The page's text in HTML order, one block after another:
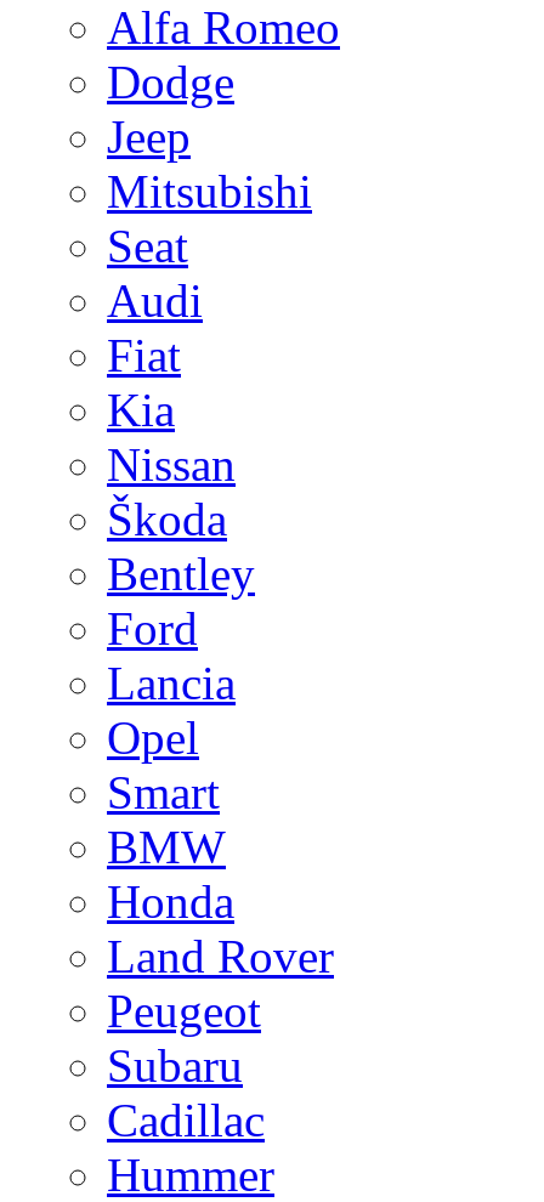
Alfa Romeo
Dodge
Jeep
Mitsubishi
Seat
Audi
Fiat
Kia
Nissan
Škoda
Bentley
Ford
Lancia
Opel
Smart
BMW
Honda
Land Rover
Peugeot
Subaru
Cadillac
Hummer